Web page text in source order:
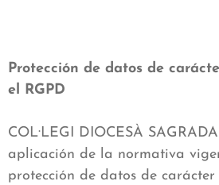
Protección de datos de
el RGPD
COL·LEGI DIOCESÀ
aplicación de la normativa
protección de datos de